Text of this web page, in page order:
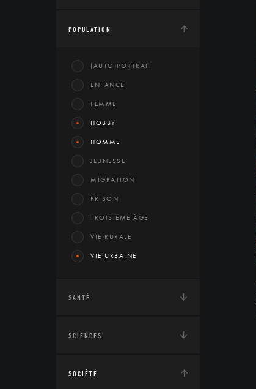
POPULATION
(AUTO)PORTRAIT
ENFANCE
FEMME
HOBBY
HOMME
JEUNESSE
MIGRATION
PRISON
TROISIÈME ÂGE
VIE RURALE
VIE URBAINE
SANTÉ
SCIENCES
SOCIÉTÉ